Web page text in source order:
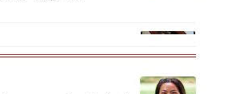
Yet Orphans in